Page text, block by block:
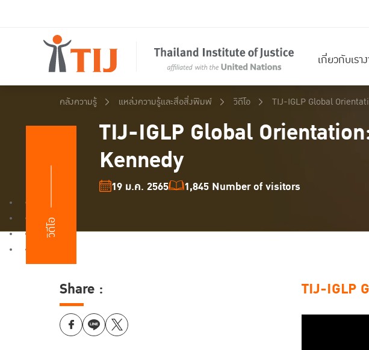
เกี่ยวกับเรา
คลังความรู้ แหล่งความรู้และสื่อสิ่งพิมพ์ วิดีโอ TIJ-IGLP Global
วิดีโอ
TIJ-IGLP Global
Kennedy
19 ม.ค. 2565 1,845 Number of visitors
TIJ-IGLP
Share :